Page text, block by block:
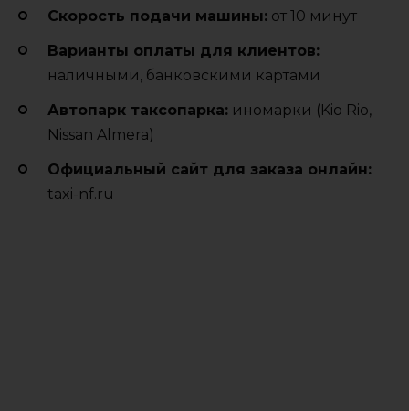
Cкорость подачи машины: от 10 минут
Варианты оплаты для клиентов:
наличными, банковскими картами
Автопарк таксопарка: иномарки (Kio Rio,
Nissan Almera)
Официальный сайт для заказа онлайн:
taxi-nf.ru